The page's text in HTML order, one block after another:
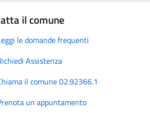
il comune
le domande frequenti
Assistenza
il comune 02.92366.1
un appuntamento